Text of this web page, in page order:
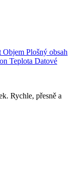
Objem Plošný obsah
Teplota Datové
Rychle, přesně a